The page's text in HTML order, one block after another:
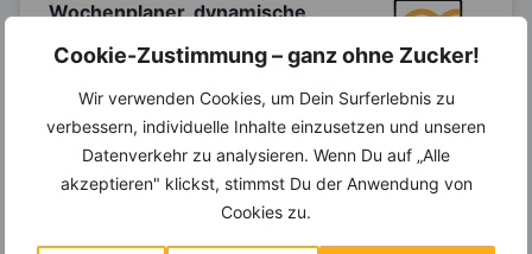
Cookie-Zustimmung – ganz ohne Zucker!
Wir verwenden Cookies, um Dein Surferlebnis zu
verbessern, individuelle Inhalte einzusetzen und unseren
Datenverkehr zu analysieren. Wenn Du auf „Alle
akzeptieren" klickst, stimmst Du der Anwendung von
Cookies zu.
Wochenplaner,dynamische
viele hilfreiche und zeitsparende Möglichkeiten,
um Deine Ernährung optimal zu gestalten.